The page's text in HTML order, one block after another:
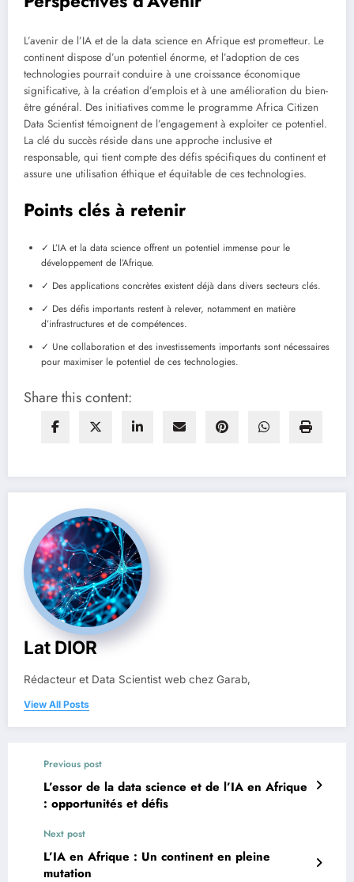
L’avenir de l’IA et de la data science en Afrique est prometteur. Le
continent dispose d’un potentiel énorme, et l’adoption de ces
technologies pourrait conduire à une croissance économique
significative, à la création d’emplois et à une amélioration du bien-
être général. Des initiatives comme le programme Africa Citizen
Data Scientist témoignent de l’engagement à exploiter ce potentiel.
La clé du succès réside dans une approche inclusive et
responsable, qui tient compte des défis spécifiques du continent et
assure une utilisation éthique et équitable de ces technologies.
Points clés à retenir
✓ L’IA et la data science offrent un potentiel immense pour le
développement de l’Afrique.
✓ Des applications concrètes existent déjà dans divers secteurs clés.
✓ Des défis importants restent à relever, notamment en matière
d’infrastructures et de compétences.
✓ Une collaboration et des investissements importants sont nécessaires
pour maximiser le potentiel de ces technologies.
Share this content:
Lat DIOR
Rédacteur et Data Scientist web chez Garab,
View All Posts
Previous post
L’essor de la data science et de l’IA en Afrique
: opportunités et défis
Next post
L’IA en Afrique : Un continent en pleine
mutation